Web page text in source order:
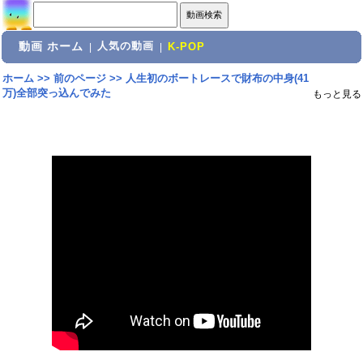
動画 ホーム 人気の動画 K-POP
ホーム>> 前のページ>> 人生初のボートレースで財布の中身(41
万)全部突っ込んでみた
もっと見る